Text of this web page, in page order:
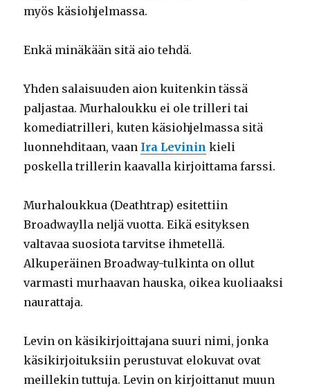
myös käsiohjelmassa.
Enkä minäkään sitä aio tehdä.
Yhden salaisuuden aion kuitenkin tässä
paljastaa. Murhaloukku ei ole trilleri tai
komediatrilleri, kuten käsiohjelmassa sitä
luonnehditaan, vaan Ira Levinin kieli
poskella trillerin kaavalla kirjoittama farssi.
Murhaloukkua (Deathtrap) esitettiin
Broadwaylla neljä vuotta. Eikä esityksen
valtavaa suosiota tarvitse ihmetellä.
Alkuperäinen Broadway-tulkinta on ollut
varmasti murhaavan hauska, oikea kuoliaaksi
naurattaja.
Levin on käsikirjoittajana suuri nimi, jonka
käsikirjoituksiin perustuvat elokuvat ovat
meillekin tuttuja. Levin on kirjoittanut muun